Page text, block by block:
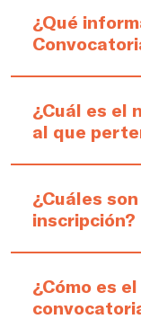
¿Qué
¿Cuál es el
al que
¿Cuáles
inscripción?
¿Cómo es